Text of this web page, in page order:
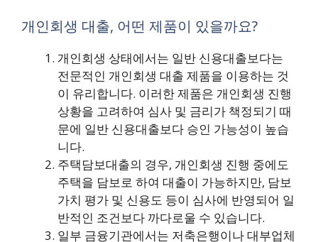
개인회생 대출, 어떤 제품이 있을까요?
개인회생 상태에서는 일반 신용대출보다는
전문적인 개인회생 대출 제품을 이용하는 것
이 유리합니다. 이러한 제품은 개인회생 진행
상황을 고려하여 심사 및 금리가 책정되기 때
문에 일반 신용대출보다 승인 가능성이 높습
니다.
주택담보대출의 경우, 개인회생 진행 중에도
주택을 담보로 하여 대출이 가능하지만, 담보
가치 평가 및 신용도 등이 심사에 반영되어 일
반적인 조건보다 까다로울 수 있습니다.
일부 금융기관에서는 저축은행이나 대부업체